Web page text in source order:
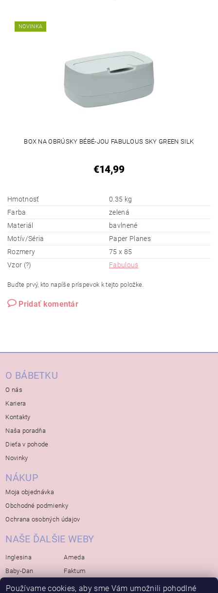
NOVINKA
BOX NA OBRÚSKY BÉBÉ-JOU FABULOUS SKY GREEN SILK
€14,99
Hmotnosť
0.35 kg
Farba
zelená
Materiál
bavlnené
Motív/Séria
Paper Planes
Rozmery
75 x 85
Vzor (?)
Fabulous
Buďte prvý, kto napíše príspevok k tejto položke.
Pridať komentár
O BÁBETKU
O nás
Kariera
Kontakty
Naša poradňa
Dieťa v pohode
Novinky
NÁKUP
Moja objednávka
Obchodné podmienky
Ochrana osobných údajov
NAŠE ĎALŠIE WEBY
Inglesina
Baby-Dan
Rialto
Ameda
Faktum
Koelstra
Používame cookies, aby sme Vám umožnili pohodlné